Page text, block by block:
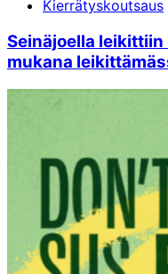
Kierrätyskoutsaus
Seinäjoella leikittiin
mukana